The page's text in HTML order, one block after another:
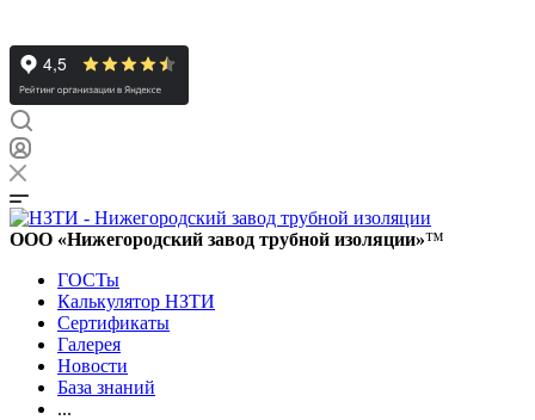
ООО «Нижегородский завод трубной изоляции»™
ГОСТы
Калькулятор НЗТИ
Сертификаты
Галерея
Новости
База знаний
...